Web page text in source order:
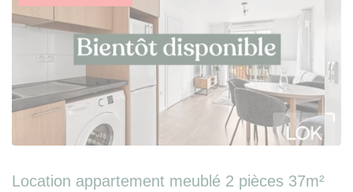
Location appartement meublé 2 pièces 37m²